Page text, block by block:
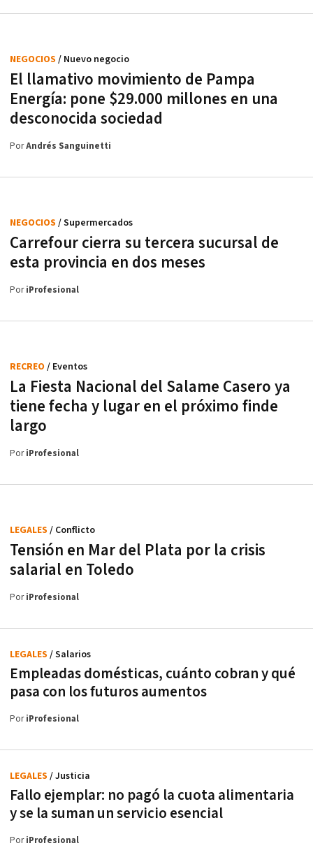
El llamativo movimiento de Pampa
Energía: pone $29.000 millones en una
desconocida sociedad
NEGOCIOS / Nuevo negocio
PorAndrés Sanguinetti
Carrefour cierra su tercera sucursal de
esta provincia en dos meses
NEGOCIOS / Supermercados
PoriProfesional
La Fiesta Nacional del Salame Casero ya
tiene fecha y lugar en el próximo finde
largo
RECREO / Eventos
PoriProfesional
Tensión en Mar del Plata por la crisis
salarial en Toledo
LEGALES / Conflicto
PoriProfesional
Empleadas domésticas, cuánto cobran y qué
pasa con los futuros aumentos
LEGALES / Salarios
PoriProfesional
Fallo ejemplar: no pagó la cuota alimentaria
y se la suman un servicio esencial
LEGALES / Justicia
PoriProfesional